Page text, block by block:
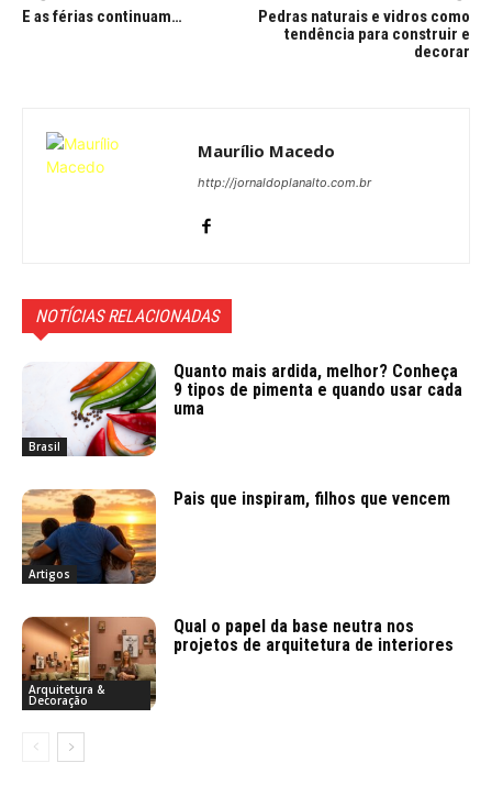
E as férias continuam…
Pedras naturais e vidros como
tendência para construir e
decorar
Maurílio Macedo
http://jornaldoplanalto.com.br
NOTÍCIAS RELACIONADAS
Brasil
Quanto mais ardida, melhor? Conheça
9 tipos de pimenta e quando usar cada
uma
Artigos
Pais que inspiram, filhos que vencem
Arquitetura &
Decoração
Qual o papel da base neutra nos
projetos de arquitetura de interiores